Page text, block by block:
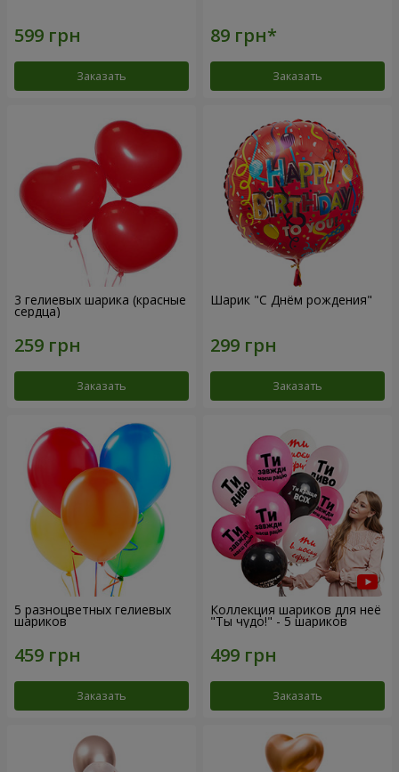
Заказать Заказать
3 гелиевых шарика (красные
сердца)
Заказать
Шарик "С Днём рождения"
Заказать
5 разноцветных гелиевых
шариков
Заказать
Коллекция шариков для неё
"Ты чудо!" - 5 шариков
Заказать